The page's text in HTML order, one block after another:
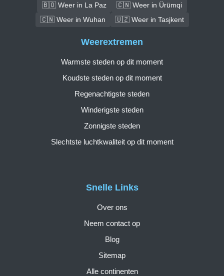
🇧🇴 Weer in La Paz
🇨🇳 Weer in Ürümqi
🇨🇳 Weer in Wuhan
🇺🇿 Weer in Tasjkent
Snelle Links
Over ons
Neem contact op
Blog
Sitemap
Alle continenten
Weerextremen
Warmste steden op dit moment
Koudste steden op dit moment
Regenachtigste steden
Winderigste steden
Zonnigste steden
Slechtste luchtkwaliteit op dit moment